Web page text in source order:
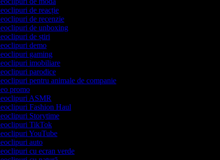
de reacție
de recenzie
de unboxing
de știri
demo
gaming
imobiliare
parodice
pentru animale de companie
promo
ASMR
Fashion Haul
Storytime
TikTok
YouTube
auto
cu ecran verde